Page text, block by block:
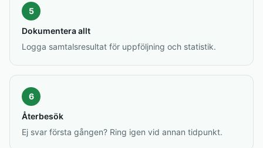
5
Dokumentera allt
Logga samtalsresultat för uppföljning och statistik.
6
Återbesök
Ej svar första gången? Ring igen vid annan tidpunkt.